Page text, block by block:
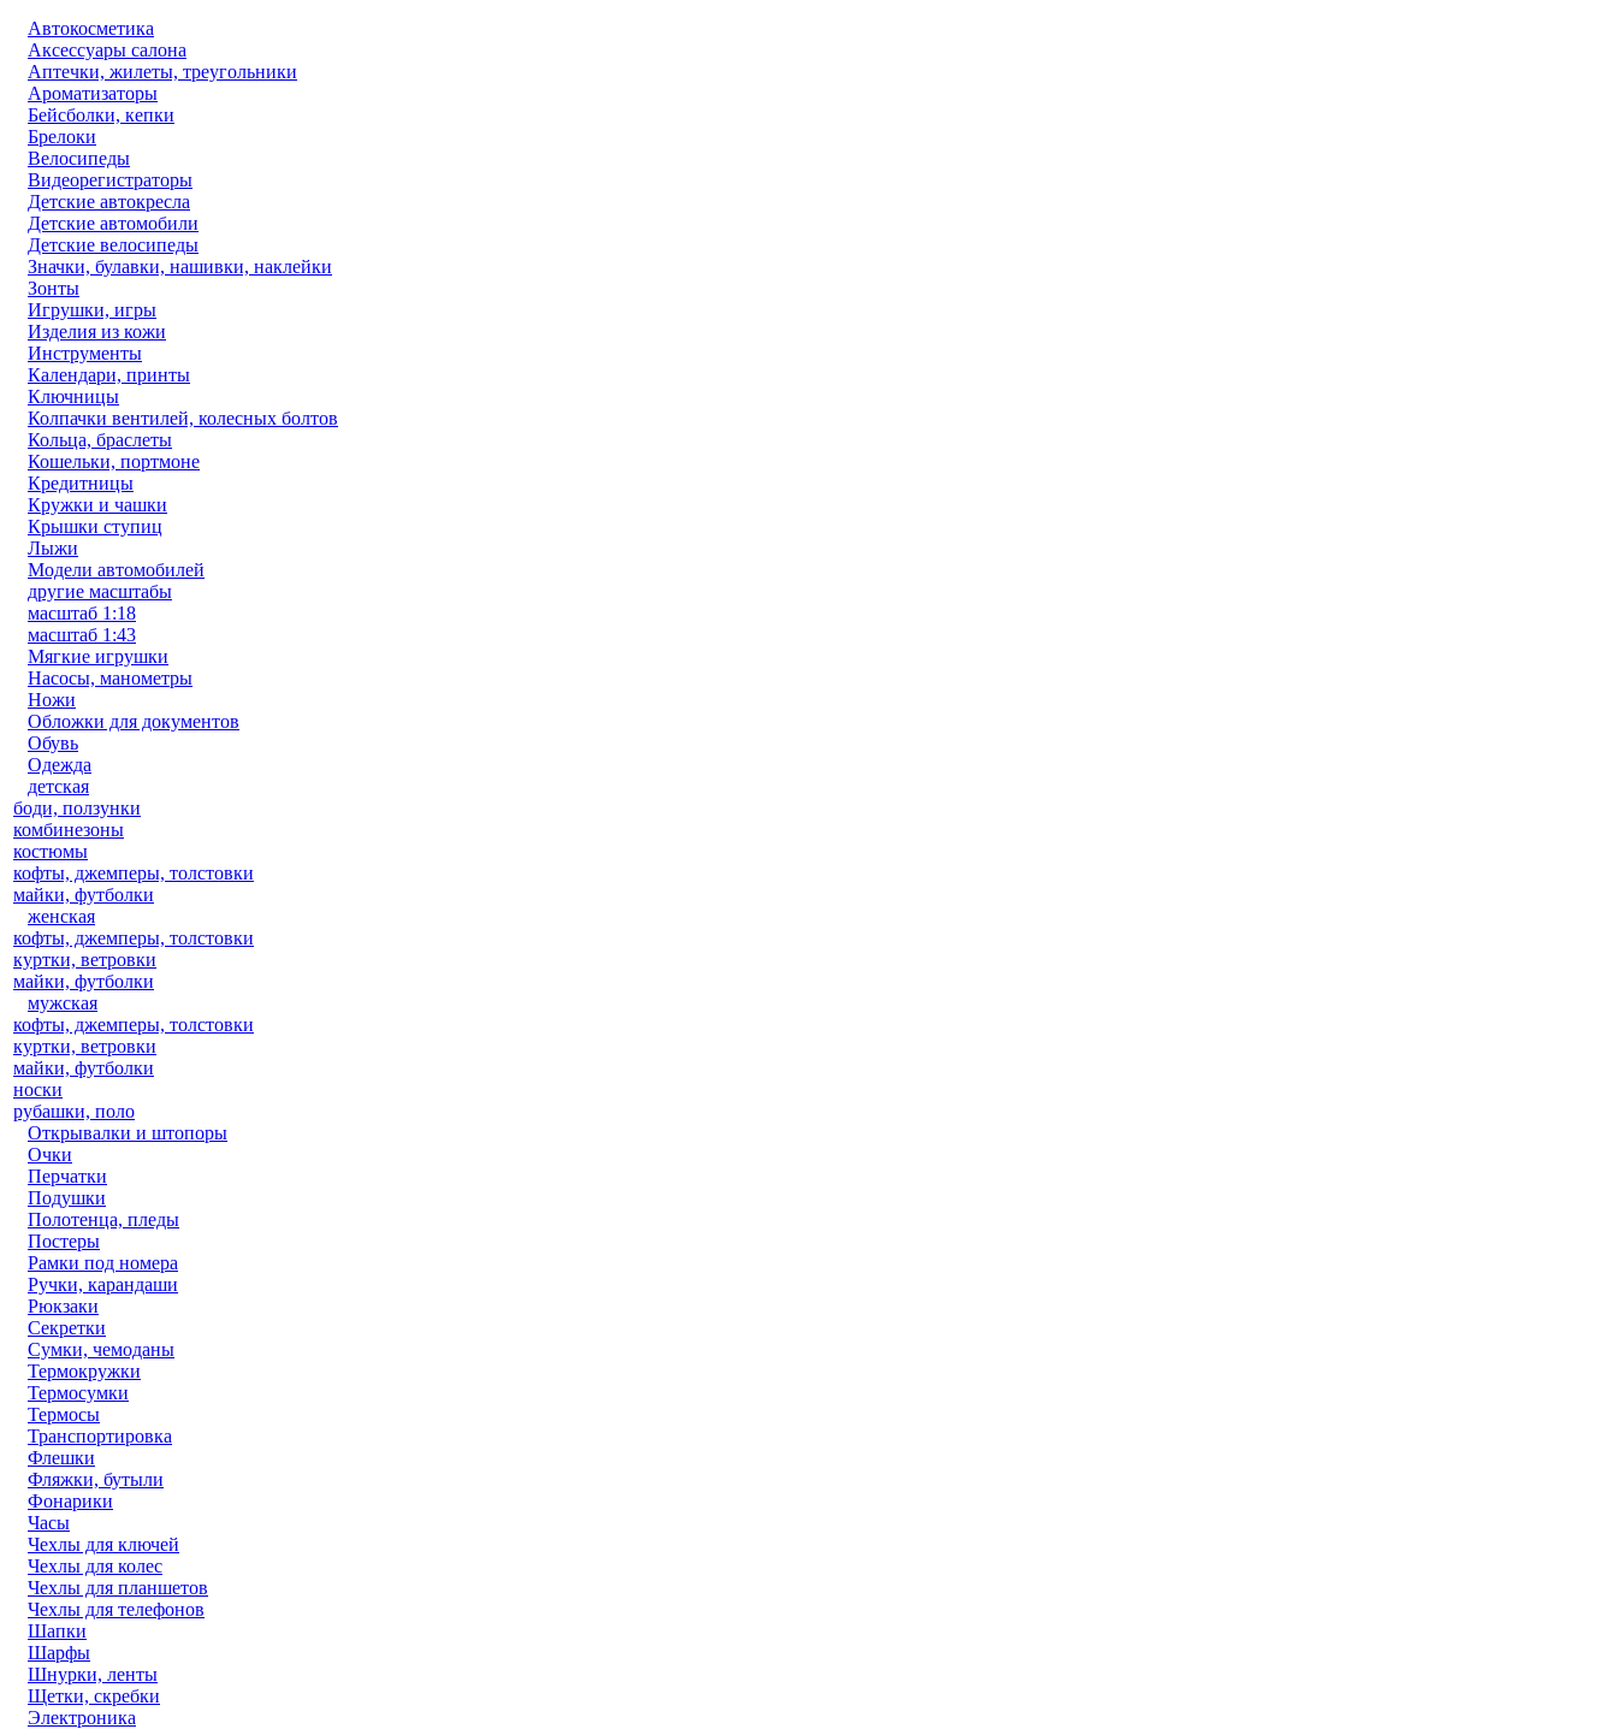
Автокосметика
Аксессуары салона
Аптечки, жилеты, треугольники
Ароматизаторы
Бейсболки, кепки
Брелоки
Велосипеды
Видеорегистраторы
Детские автокресла
Детские автомобили
Детские велосипеды
Значки, булавки, нашивки, наклейки
Зонты
Игрушки, игры
Изделия из кожи
Инструменты
Календари, принты
Ключницы
Колпачки вентилей, колесных болтов
Кольца, браслеты
Кошельки, портмоне
Кредитницы
Кружки и чашки
Крышки ступиц
Лыжи
Модели автомобилей
другие масштабы
масштаб 1:18
масштаб 1:43
Мягкие игрушки
Насосы, манометры
Ножи
Обложки для документов
Обувь
Одежда
детская
боди, ползунки
комбинезоны
костюмы
кофты, джемперы, толстовки
майки, футболки
женская
кофты, джемперы, толстовки
куртки, ветровки
майки, футболки
мужская
кофты, джемперы, толстовки
куртки, ветровки
майки, футболки
носки
рубашки, поло
Открывалки и штопоры
Очки
Перчатки
Подушки
Полотенца, пледы
Постеры
Рамки под номера
Ручки, карандаши
Рюкзаки
Секретки
Сумки, чемоданы
Термокружки
Термосумки
Термосы
Транспортировка
Флешки
Фляжки, бутыли
Фонарики
Часы
Чехлы для ключей
Чехлы для колес
Чехлы для планшетов
Чехлы для телефонов
Шапки
Шарфы
Шнурки, ленты
Щетки, скребки
Электроника